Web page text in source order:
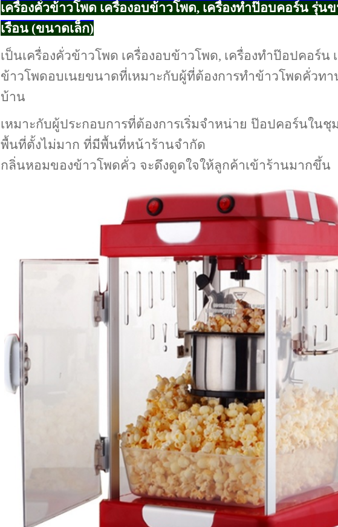
เครื่องคั่วข้าวโพด เครื่องอบข้าวโพด, เครื่องทำป๊อบคอร์น รุ่น
เรือน (ขนาดเล็ก)
เป็นเครื่องคั่วข้าวโพด เครื่องอบข้าวโพด, เครื่องทำป๊อปคอร์น
ข้าวโพดอบเนยขนาดที่เหมาะกับผู้ที่ต้องการทำข้าวโพดคั่วทา
บ้าน
เหมาะกับผู้ประกอบการที่ต้องการเริ่มจำหน่าย ป๊อปคอร์นในชุ
พื้นที่ตั้งไม่มาก ที่มีพื้นที่หน้าร้านจำกัด
กลิ่นหอมของข้าวโพดคั่ว จะดึงดูดใจให้ลูกค้าเข้าร้านมากขึ้น